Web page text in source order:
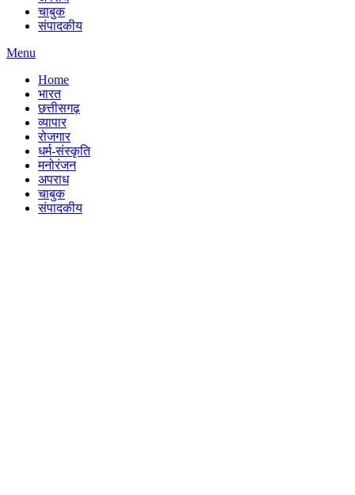
चाबुक
संपादकीय
Menu
Home
भारत
छत्तीसगढ़
व्यापार
रोजगार
धर्म-संस्कृति
मनोरंजन
अपराध
चाबुक
संपादकीय